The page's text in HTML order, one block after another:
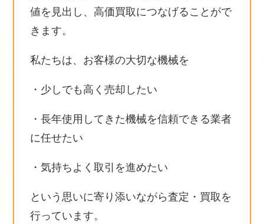
値を見出し、高価買取につなげることがで
きます。
私たちは、お客様の大切な機械を
・少しでも高く売却したい
・長年使用してきた機械を信頼できる業者
に任せたい
・気持ちよく取引を進めたい
という思いに寄り添いながら査定・買取を
行っています。